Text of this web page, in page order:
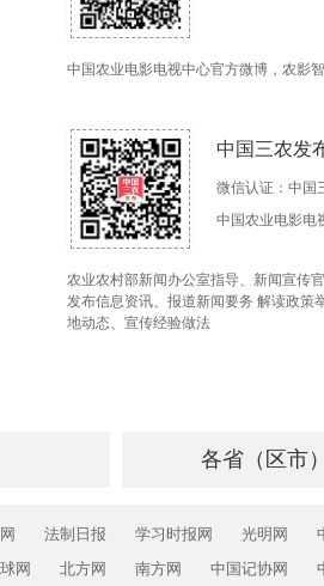
中国农业电影电视中心官方微博，农影
中国三农发
微信认证：中国
中国农业电影电
农业农村部新闻办公室指导、新闻宣传
发布信息资讯、报道新闻要务 解读政策
地动态、宣传经验做法
各省（区市
法制日报 学习时报网 光明网
网
北方网 南方网 中国记协网